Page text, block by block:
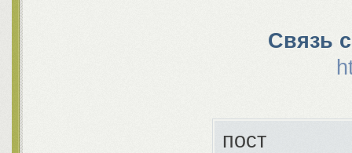
Связь
пост